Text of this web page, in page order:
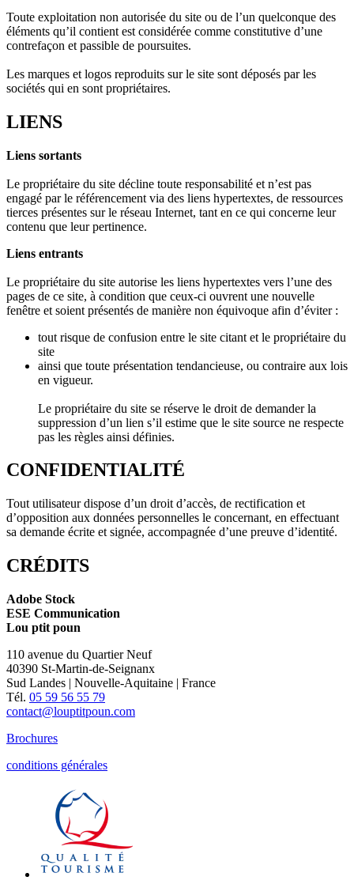
Toute exploitation non autorisée du site ou de l’un quelconque des
éléments qu’il contient est considérée comme constitutive d’une
contrefaçon et passible de poursuites.
Les marques et logos reproduits sur le site sont déposés par les
sociétés qui en sont propriétaires.
LIENS
Liens sortants
Le propriétaire du site décline toute responsabilité et n’est pas
engagé par le référencement via des liens hypertextes, de ressources
tierces présentes sur le réseau Internet, tant en ce qui concerne leur
contenu que leur pertinence.
Liens entrants
Le propriétaire du site autorise les liens hypertextes vers l’une des
pages de ce site, à condition que ceux-ci ouvrent une nouvelle
fenêtre et soient présentés de manière non équivoque afin d’éviter :
tout risque de confusion entre le site citant et le propriétaire du
site
ainsi que toute présentation tendancieuse, ou contraire aux lois
en vigueur.
Le propriétaire du site se réserve le droit de demander la
suppression d’un lien s’il estime que le site source ne respecte
pas les règles ainsi définies.
CONFIDENTIALITÉ
Tout utilisateur dispose d’un droit d’accès, de rectification et
d’opposition aux données personnelles le concernant, en effectuant
sa demande écrite et signée, accompagnée d’une preuve d’identité.
CRÉDITS
Adobe Stock
ESE Communication
Lou ptit poun
110 avenue du Quartier Neuf
40390 St-Martin-de-Seignanx
Sud Landes | Nouvelle-Aquitaine | France
Tél. 05 59 56 55 79
contact@louptitpoun.com
Brochures
conditions générales